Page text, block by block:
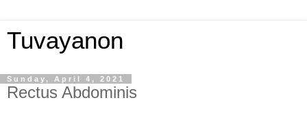
Tuvayanon
Sunday, April 4, 2021
Rectus Abdominis